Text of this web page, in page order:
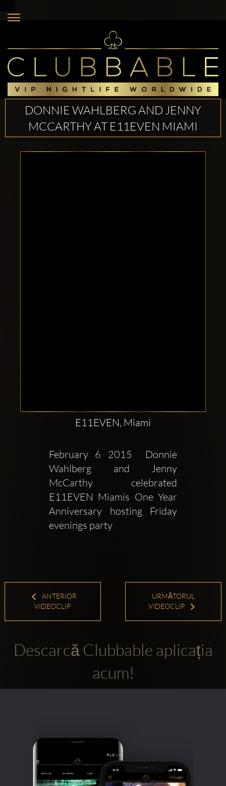
DONNIE WAHLBERG AND JENNY
MCCARTHY AT E11EVEN MIAMI
E11EVEN, Miami
February 6 2015  Donnie
Wahlberg and Jenny
McCarthy celebrated
E11EVEN Miamis One Year
Anniversary hosting Friday
evenings party
ANTERIOR
VIDEOCLIP
URMĂTORUL
VIDEOCLIP
Descarcă Clubbable aplicația
acum!